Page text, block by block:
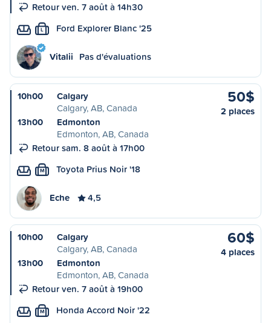
Retour ven. 7 août à 14h30
L Ford Explorer Blanc '25
Vitalii Pas d'évaluations
10h00
Calgary
Calgary, AB, Canada
13h00
Edmonton
Edmonton, AB, Canada
Retour sam. 8 août à 17h00
50$
2 places
M Toyota Prius Noir '18
Eche 4,5
10h00
Calgary
Calgary, AB, Canada
13h00
Edmonton
Edmonton, AB, Canada
Retour ven. 7 août à 19h00
60$
4 places
M Honda Accord Noir '22